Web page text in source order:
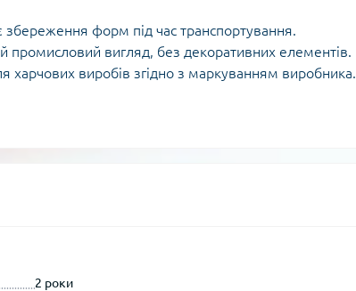
форм під час транспортування.
промисловий вигляд, без декоративних елементів.
харчових виробів згідно з маркуванням виробника.
2 роки